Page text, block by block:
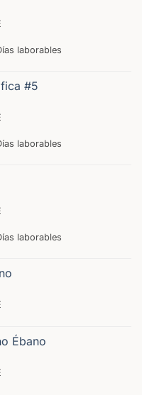
laborables
#5
laborables
laborables
Ébano